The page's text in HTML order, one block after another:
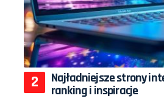
Najładniejsze strony
ranking i inspiracje